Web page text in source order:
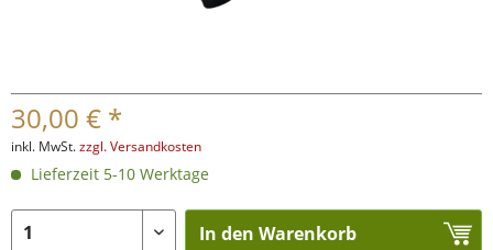
30,00 € *
inkl. MwSt.zzgl. Versandkosten
Lieferzeit 5-10 Werktage
In den Warenkorb